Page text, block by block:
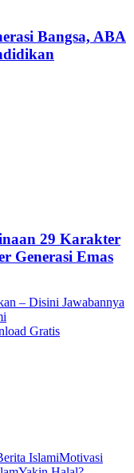
Bangsa, ABA
29 Karakter
Generasi Emas
– Disini Jawabannya
Gratis
IslamiMotivasi